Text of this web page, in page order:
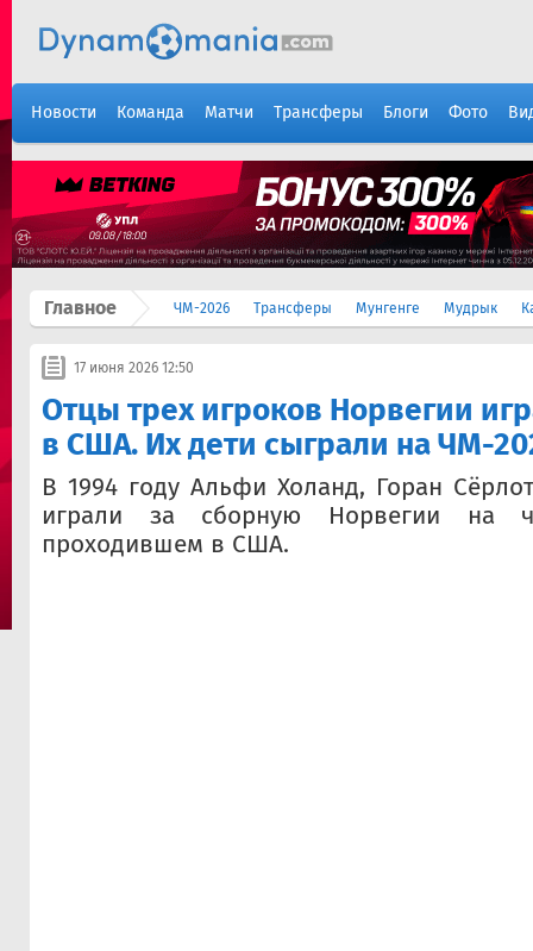
Новости Команда Матчи Трансферы Блоги Фото
Главное ЧМ-2026 Трансферы Мунгенге Мудрык
17 июня 2026 12:50
Отцы трех игроков Норвегии
в США. Их дети сыграли на ЧМ-
В 1994 году Альфи Холанд, Горан
играли за сборную Норвегии на
проходившем в США.